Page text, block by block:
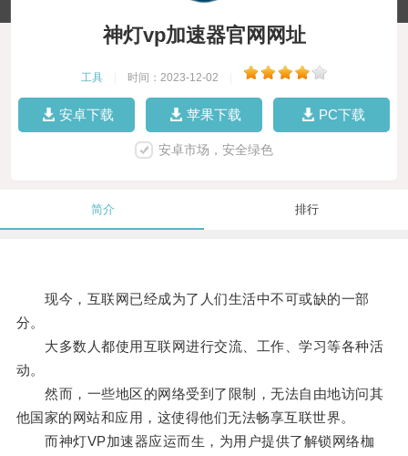
神灯vp加速器官网网址
工具 时间：2023-12-02
安卓下载 苹果下载 PC下载
安卓市场，安全绿色
简介 排行
现今，互联网已经成为了人们生活中不可或缺的一部
分。
大多数人都使用互联网进行交流、工作、学习等各种活
动。
然而，一些地区的网络受到了限制，无法自由地访问其
他国家的网站和应用，这使得他们无法畅享互联世界。
而神灯VP加速器应运而生，为用户提供了解锁网络枷